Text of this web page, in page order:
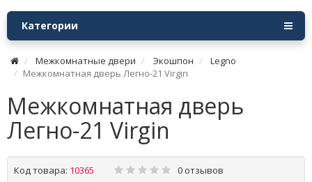
Категории
Межкомнатные двери Экошпон
Legno
Межкомнатная дверь Легно-21 Virgin
Межкомнатная дверь
Легно-21 Virgin
Код товара: 10365 0 отзывов